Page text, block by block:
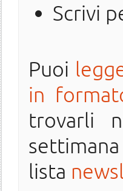
Scrivi
Puoi
in
trovarli
lista